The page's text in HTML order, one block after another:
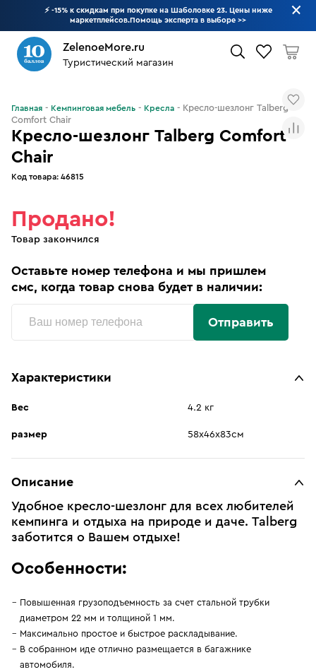
⚡ -15% к скидкам при покупке на Шаболовке 23. Цены ниже
маркетплейсов.Помощь эксперта в выборе >>
ZelenoeMore.ru
Туристический магазин
Кресло-шезлонг Talberg Comfort
Chair
Код товара: 46815
Главная Кемпинговая мебель Кресла
Кресло-шезлонг Talberg
Comfort Chair
Продано!
Товар закончился
Оставьте номер телефона и мы пришлем
смс, когда товар снова будет в наличии:
Отправить
Характеристики
Вес 4.2 кг
размер 58х46х83см
Описание
Удобное кресло-шезлонг для всех любителей
кемпинга и отдыха на природе и даче. Talberg
заботится о Вашем отдыхе!
Особенности:
Повышенная грузоподъемность за счет стальной трубки
диаметром 22 мм и толщиной 1 мм.
Максимально простое и быстрое раскладывание.
В собранном иде отлично размещается в багажнике
автомобиля.